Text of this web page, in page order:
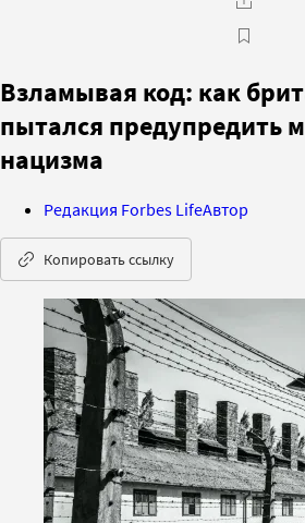
Взламывая код: как
пытался предупредить
нацизма
Редакция Forbes LifeАвтор
Копировать ссылку